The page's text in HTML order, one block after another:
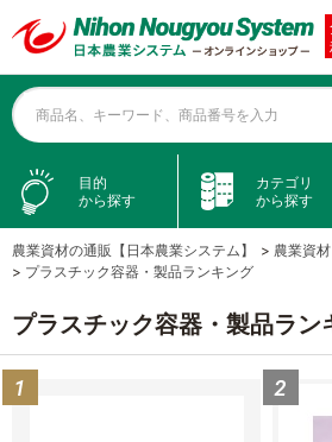
商品名、キーワード、商品番号を入力
目的
から探す
カテゴリ
から探す
農業資材の通販【日本農業システム】 > 農業資材
> プラスチック容器・製品ランキング
プラスチック容器・製品ラン